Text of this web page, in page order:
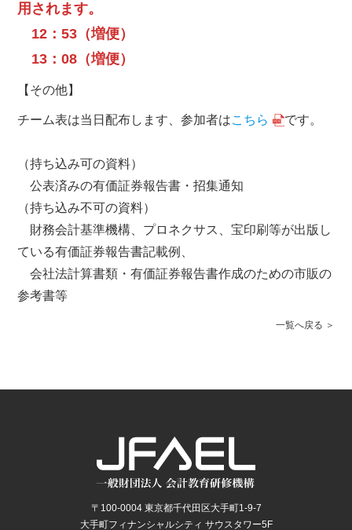
用されます。
12：53（増便）
13：08（増便）
【その他】
チーム表は当日配布します、参加者はこちら です。
（持ち込み可の資料）
公表済みの有価証券報告書・招集通知
（持ち込み不可の資料）
財務会計基準機構、プロネクサス、宝印刷等が出版し
ている有価証券報告書記載例、
会社法計算書類・有価証券報告書作成のための市販の
参考書等
一覧へ戻る
〒100-0004 東京都千代田区大手町1-9-7
大手町フィナンシャルシティ サウスタワー5F